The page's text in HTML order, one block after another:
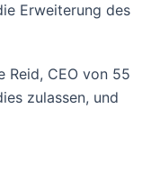
Erweiterung des
Reid, CEO von 55
zulassen, und